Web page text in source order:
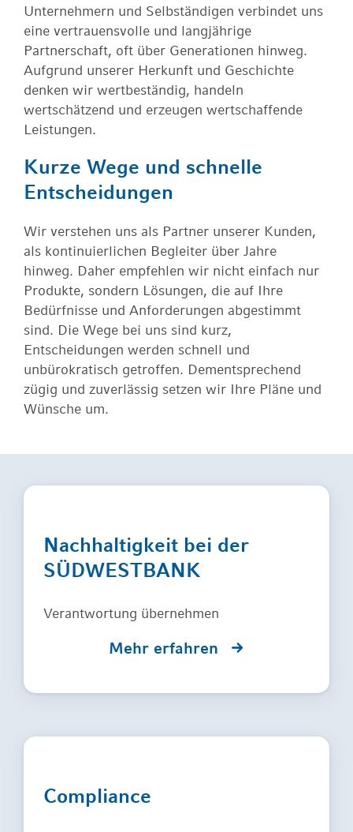
Unternehmern und Selbständigen verbindet uns
eine vertrauensvolle und langjährige
Partnerschaft, oft über Generationen hinweg.
Aufgrund unserer Herkunft und Geschichte
denken wir wertbeständig, handeln
wertschätzend und erzeugen wertschaffende
Leistungen.
Kurze Wege und schnelle
Entscheidungen
Wir verstehen uns als Partner unserer Kunden,
als kontinuierlichen Begleiter über Jahre
hinweg. Daher empfehlen wir nicht einfach nur
Produkte, sondern Lösungen, die auf Ihre
Bedürfnisse und Anforderungen abgestimmt
sind. Die Wege bei uns sind kurz,
Entscheidungen werden schnell und
unbürokratisch getroffen. Dementsprechend
zügig und zuverlässig setzen wir Ihre Pläne und
Wünsche um.
Nachhaltigkeit bei der
SÜDWESTBANK
Verantwortung übernehmen
Mehr erfahren
Compliance